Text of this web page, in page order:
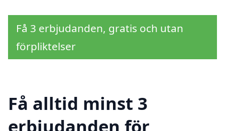
Få 3 erbjudanden, gratis och utan
förpliktelser
Få alltid minst 3